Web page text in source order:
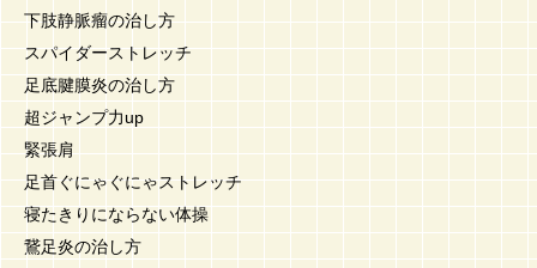
下肢静脈瘤の治し方
スパイダーストレッチ
足底腱膜炎の治し方
超ジャンプ力up
緊張肩
足首ぐにゃぐにゃストレッチ
寝たきりにならない体操
鵞足炎の治し方